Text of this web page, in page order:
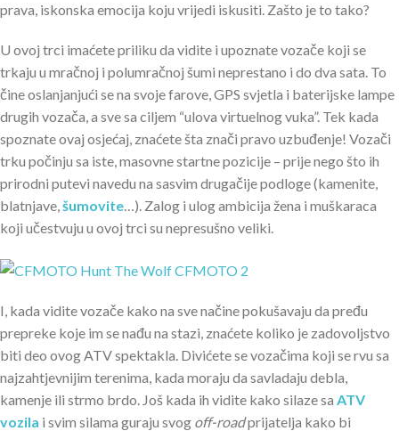
prava, iskonska emocija koju vrijedi iskusiti. Zašto je to tako?
U ovoj trci imaćete priliku da vidite i upoznate vozače koji se
trkaju u mračnoj i polumračnoj šumi neprestano i do dva sata. To
čine oslanjanjući se na svoje farove, GPS svjetla i baterijske lampe
drugih vozača, a sve sa ciljem “ulova virtuelnog vuka”. Tek kada
spoznate ovaj osjećaj, znaćete šta znači pravo uzbuđenje! Vozači
trku počinju sa iste, masovne startne pozicije – prije nego što ih
prirodni putevi navedu na sasvim drugačije podloge (kamenite,
blatnjave,šumovite…). Zalog i ulog ambicija žena i muškaraca
koji učestvuju u ovoj trci su nepresušno veliki.
I, kada vidite vozače kako na sve načine pokušavaju da pređu
prepreke koje im se nađu na stazi, znaćete koliko je zadovoljstvo
biti deo ovog ATV spektakla. Divićete se vozačima koji se rvu sa
najzahtjevnijim terenima, kada moraju da savladaju debla,
kamenje ili strmo brdo. Još kada ih vidite kako silaze sa ATV
vozila i svim silama guraju svog off-roadprijatelja kako bi